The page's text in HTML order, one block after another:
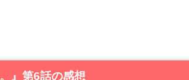
』第6話の感想